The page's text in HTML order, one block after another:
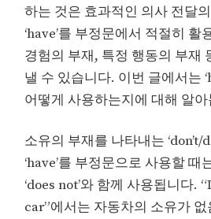
하는 것은 효과적인 의사 전달
‘have’를 부정문에서 적절히 활
경험의 부재, 특정 행동의 부재
낼 수 있습니다. 이번 글에서는
어떻게 사용하는지에 대해 알아
소유의 부재를 나타내는 ‘don’t/
‘have’를 부정문으로 사용할 때
‘does not’와 함께 사용됩니다.
car”에서는 자동차의 소유가 없